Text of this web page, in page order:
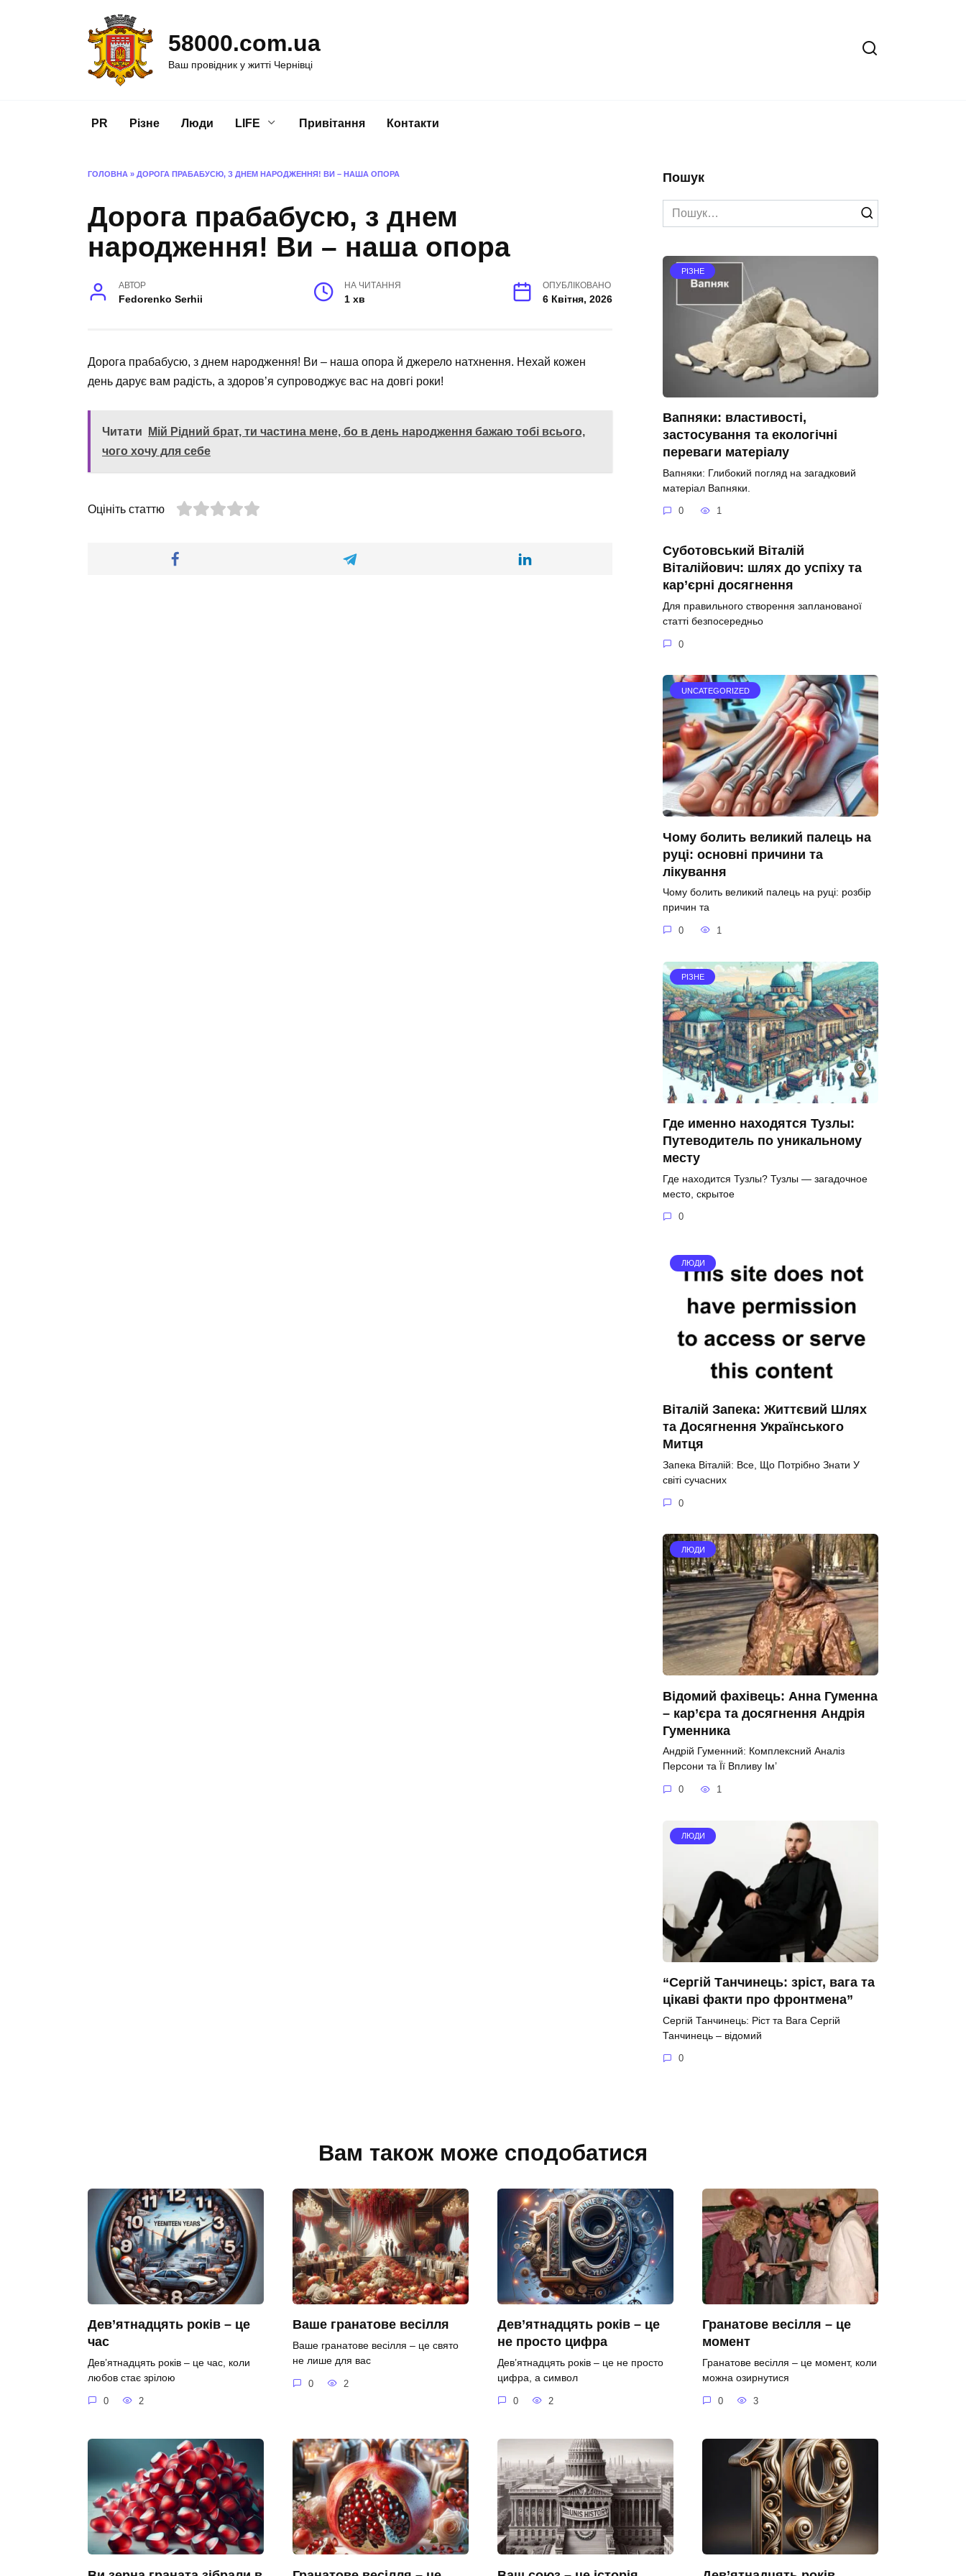
58000.com.ua
Ваш провідник у житті Чернівці
PR Різне Люди LIFE Привітання Контакти
ГОЛОВНА » ДОРОГА ПРАБАБУСЮ, З ДНЕМ НАРОДЖЕННЯ! ВИ – НАША ОПОРА
Дорога прабабусю, з днем
народження! Ви – наша опора
АВТОР
Fedorenko Serhii
НА ЧИТАННЯ
1 хв
ОПУБЛІКОВАНО
6 Квітня, 2026
Дорога прабабусю, з днем народження! Ви – наша опора й джерело натхнення. Нехай кожен
день дарує вам радість, а здоров’я супроводжує вас на довгі роки!
Читати
Мій Рідний брат, ти частина мене, бо в день народження бажаю тобі всього,
чого хочу для себе
Оцініть статтю
Пошук
Search
for:
РІЗНЕ
Вапняки: властивості,
застосування та екологічні
переваги матеріалу
Вапняки: Глибокий погляд на загадковий
матеріал Вапняки.
0 1
Суботовський Віталій
Віталійович: шлях до успіху та
кар’єрні досягнення
Для правильного створення запланованої
статті безпосередньо
0
UNCATEGORIZED
Чому болить великий палець на
руці: основні причини та
лікування
Чому болить великий палець на руці: розбір
причин та
0 1
РІЗНЕ
Где именно находятся Тузлы:
Путеводитель по уникальному
месту
Где находится Тузлы? Тузлы — загадочное
место, скрытое
0
ЛЮДИ
Віталій Запека: Життєвий Шлях
та Досягнення Українського
Митця
Запека Віталій: Все, Що Потрібно Знати У
світі сучасних
0
ЛЮДИ
Відомий фахівець: Анна Гуменна
– кар’єра та досягнення Андрія
Гуменника
Андрій Гуменний: Комплексний Аналіз
Персони та Її Впливу Ім’
0 1
ЛЮДИ
“Сергій Танчинець: зріст, вага та
цікаві факти про фронтмена”
Сергій Танчинець: Ріст та Вага Сергій
Танчинець – відомий
0
Вам також може сподобатися
Дев’ятнадцять років – це
час
Дев’ятнадцять років – це час, коли
любов стає зрілою
0 2
Ваше гранатове весілля
Ваше гранатове весілля – це свято
не лише для вас
0 2
Дев’ятнадцять років – це
не просто цифра
Дев’ятнадцять років – це не просто
цифра, а символ
0 2
Гранатове весілля – це
момент
Гранатове весілля – це момент, коли
можна озирнутися
0 3